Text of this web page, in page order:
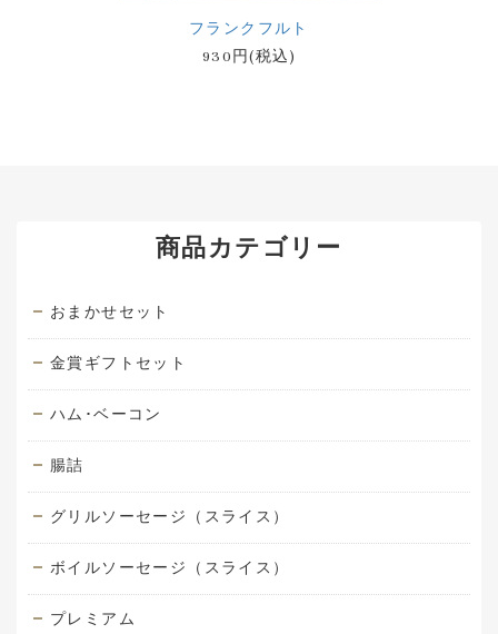
フランクフルト
930円(税込)
商品カテゴリー
おまかせセット
金賞ギフトセット
ハム･ベーコン
腸詰
グリルソーセージ（スライス）
ボイルソーセージ（スライス）
プレミアム